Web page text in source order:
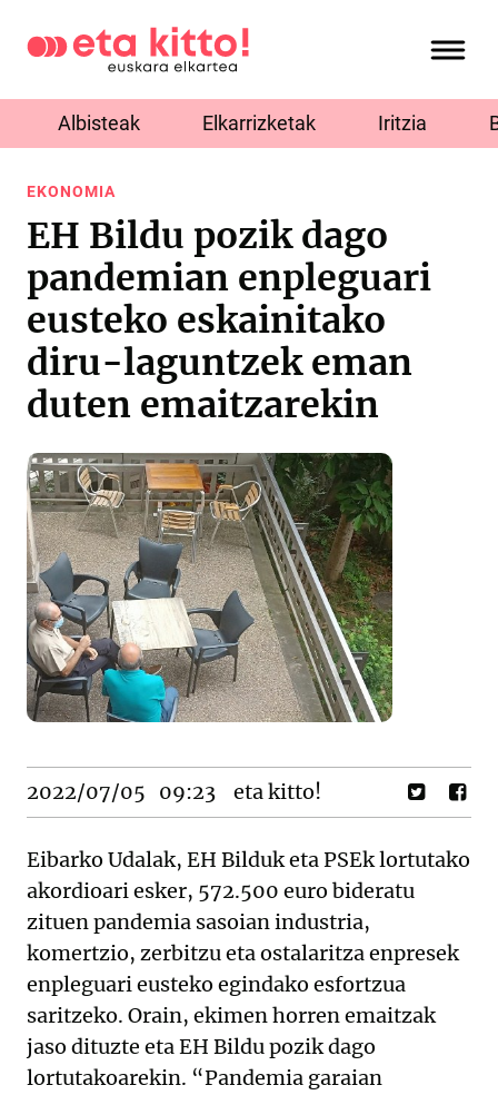
Albisteak Elkarrizketak Iritzia
EKONOMIA
EH Bildu pozik dago
pandemian enpleguari
eusteko eskainitako
diru-laguntzek eman
duten emaitzarekin
2022/07/05 09:23 eta kitto!
Eibarko Udalak, EH Bilduk eta PSEk lortutako
akordioari esker, 572.500 euro bideratu
zituen pandemia sasoian industria,
komertzio, zerbitzu eta ostalaritza enpresek
enpleguari eusteko egindako esfortzua
saritzeko. Orain, ekimen horren emaitzak
jaso dituzte eta EH Bildu pozik dago
lortutakoarekin. “Pandemia garaian